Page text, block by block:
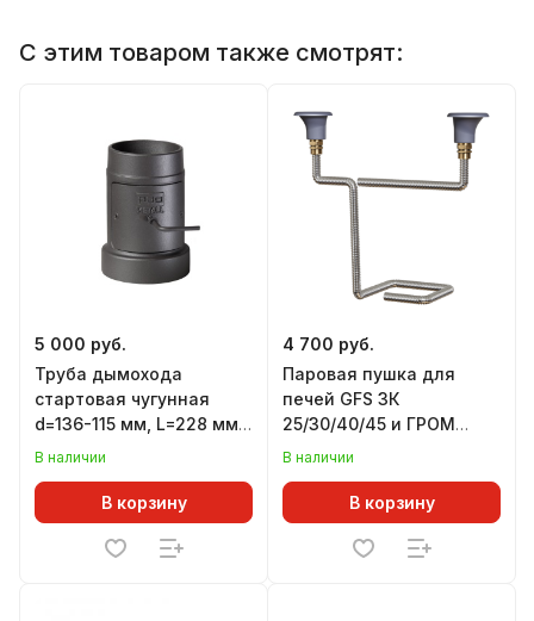
С этим товаром также смотрят:
5 000 руб.
Труба дымохода
стартовая чугунная
d=136-115 мм, L=228 мм,
с РЕВИЗИЕЙ и
АТМОСФЕРА
В наличии
В корзину
4 700 руб.
Паровая пушка для
печей GFS ЗК
25/30/40/45 и ГРОМ
30/40/50/80, комплект
В наличии
В корзину